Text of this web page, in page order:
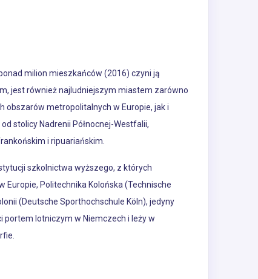
milion mieszkańców (2016) czyni ją
jest również najludniejszym miastem zarówno
obszarów metropolitalnych w Europie, jak i
stolicy Nadrenii Północnej-Westfalii,
i ripuariańskim.
szkolnictwa wyższego, z których
Politechnika Kolońska (Technische
(Deutsche Sporthochschule Köln), jedyny
lotniczym w Niemczech i leży w